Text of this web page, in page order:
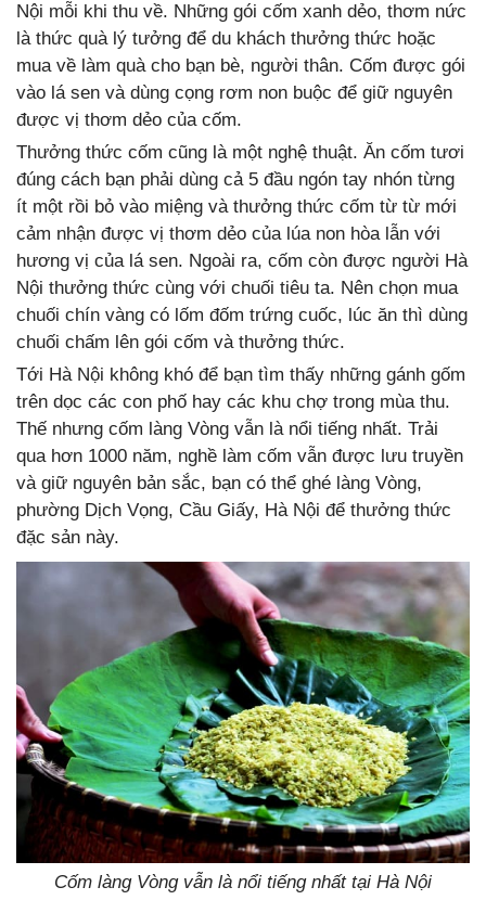
Nội mỗi khi thu về. Những gói cốm xanh dẻo, thơm nức
là thức quà lý tưởng để du khách thưởng thức hoặc
mua về làm quà cho bạn bè, người thân. Cốm được gói
vào lá sen và dùng cọng rơm non buộc để giữ nguyên
được vị thơm dẻo của cốm.
Thưởng thức cốm cũng là một nghệ thuật. Ăn cốm tươi
đúng cách bạn phải dùng cả 5 đầu ngón tay nhón từng
ít một rồi bỏ vào miệng và thưởng thức cốm từ từ mới
cảm nhận được vị thơm dẻo của lúa non hòa lẫn với
hương vị của lá sen. Ngoài ra, cốm còn được người Hà
Nội thưởng thức cùng với chuối tiêu ta. Nên chọn mua
chuối chín vàng có lốm đốm trứng cuốc, lúc ăn thì dùng
chuối chấm lên gói cốm và thưởng thức.
Tới Hà Nội không khó để bạn tìm thấy những gánh gốm
trên dọc các con phố hay các khu chợ trong mùa thu.
Thế nhưng cốm làng Vòng vẫn là nổi tiếng nhất. Trải
qua hơn 1000 năm, nghề làm cốm vẫn được lưu truyền
và giữ nguyên bản sắc, bạn có thể ghé làng Vòng,
phường Dịch Vọng, Cầu Giấy, Hà Nội để thưởng thức
đặc sản này.
Cốm làng Vòng vẫn là nổi tiếng nhất tại Hà Nội